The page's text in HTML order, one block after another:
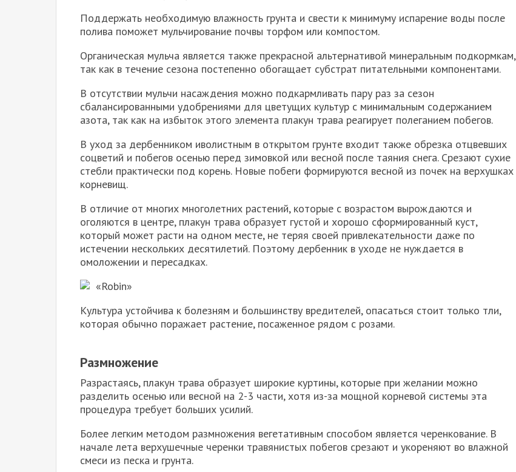
Поддержать необходимую влажность грунта и свести к минимуму испарение воды после
полива поможет мульчирование почвы торфом или компостом.
Органическая мульча является также прекрасной альтернативой минеральным подкормкам,
так как в течение сезона постепенно обогащает субстрат питательными компонентами.
В отсутствии мульчи насаждения можно подкармливать пару раз за сезон
сбалансированными удобрениями для цветущих культур с минимальным содержанием
азота, так как на избыток этого элемента плакун трава реагирует полеганием побегов.
В уход за дербенником иволистным в открытом грунте входит также обрезка отцвевших
соцветий и побегов осенью перед зимовкой или весной после таяния снега. Срезают сухие
стебли практически под корень. Новые побеги формируются весной из почек на верхушках
корневищ.
В отличие от многих многолетних растений, которые с возрастом вырождаются и
оголяются в центре, плакун трава образует густой и хорошо сформированный куст,
который может расти на одном месте, не теряя своей привлекательности даже по
истечении нескольких десятилетий. Поэтому дербенник в уходе не нуждается в
омоложении и пересадках.
«Robin»
Культура устойчива к болезням и большинству вредителей, опасаться стоит только тли,
которая обычно поражает растение, посаженное рядом с розами.
Размножение
Разрастаясь, плакун трава образует широкие куртины, которые при желании можно
разделить осенью или весной на 2-3 части, хотя из-за мощной корневой системы эта
процедура требует больших усилий.
Более легким методом размножения вегетативным способом является черенкование. В
начале лета верхушечные черенки травянистых побегов срезают и укореняют во влажной
смеси из песка и грунта.